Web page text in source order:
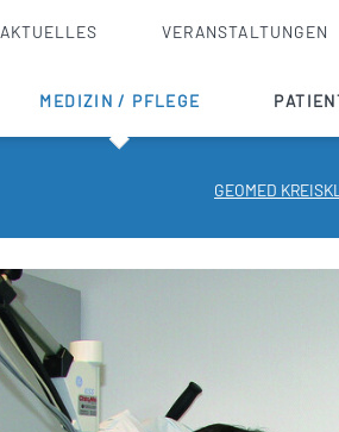
AKTUELLES VERANSTALTUNGEN
MEDIZIN / PFLEGE
HNO
Anästhesie und Intensivmedizin
GEOMED